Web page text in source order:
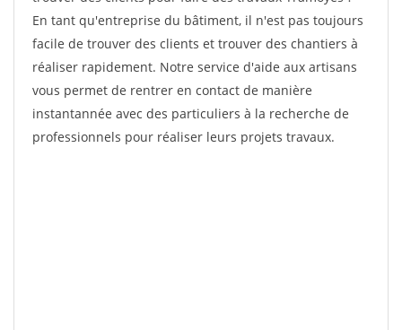
En tant qu'entreprise du bâtiment, il n'est pas toujours
facile de trouver des clients et trouver des chantiers à
réaliser rapidement. Notre service d'aide aux artisans
vous permet de rentrer en contact de manière
instantannée avec des particuliers à la recherche de
professionnels pour réaliser leurs projets travaux.